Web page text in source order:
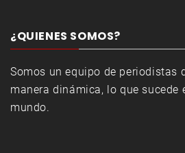
¿QUIENES SOMOS?
Somos un equipo de periodistas
manera dinámica, lo que sucede
mundo.